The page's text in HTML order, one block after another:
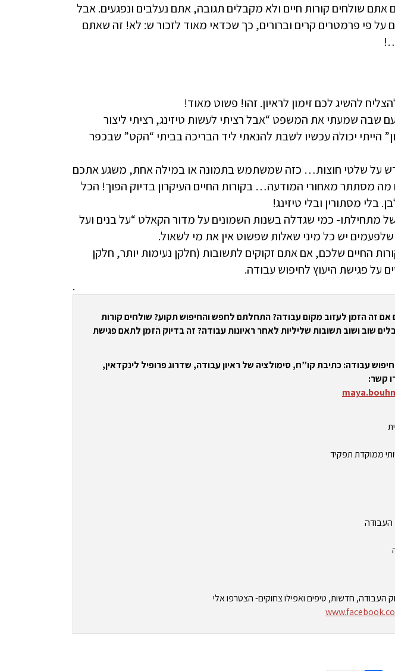
שולחים קורות חיים ולא מקבלים תגובה, אתם נעלבים ונפגעים. אבל
על פי פרמטרים קרים וברורים, כך שכדאי מאוד לזכור ש: לא! זה שאתם
להשיג לכם זימון לראיון. זהו! פשוט מאוד!
שבה שמעתי את המשפט “אבל רציתי לעשות טיזינג, רציתי ליצור
הייתי יכולה עכשיו לשבת להנאתי ליד הבריכה בביתי “הקט” שבכפר
על שלטי חוצות… כזה שמשתמש בתמונה או במילה אחת, משגע אתכם
מסתתר מאחורי המודעה… בקורות החיים העיקרון בדיוק הפוך! הכל
בלי מסתורין ובלי טיזינג!
מתחילתו- כמי שגדלה בשנות השמונים על מדור הקאלט “על בנים ועל
שלפעמים יש כל מיני שאלות שפשוט אין את מי לשאול.
החיים שלכם, אם אתם זקוקים לתשובות (חלקן נעימות יותר, חלקן
על פגישת היעוץ לחיפוש עבודה.
.
אם זה הזמן לעזוב מקום עבודה? התחלתם לחפש והחיפוש תקוע? שולחים קורות
שוב ושוב תשובות שליליות לאחר ראיונות עבודה? זה בדיוק הזמן לתאם פגישת
עבודה: כתיבת קו”ח, סימולציה של ראיון עבודה, שדרוג פרופיל לינקדאין,
קשר:
ממוקדת תפקיד
העבודה
העבודה, חדשות, טיפים ואפילו צחוקים- הצטרפו אלי